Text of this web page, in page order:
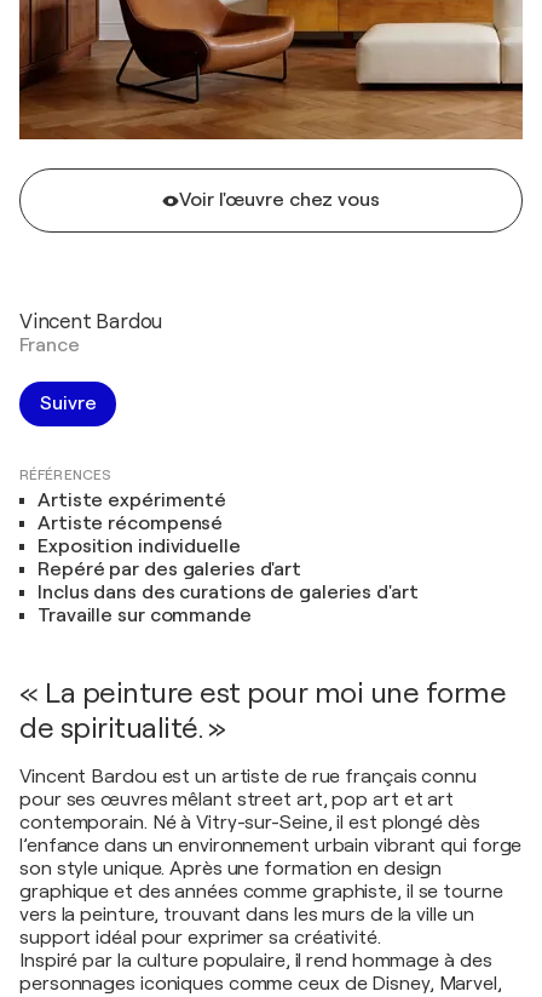
Voir l'œuvre chez vous
Vincent Bardou
France
Suivre
RÉFÉRENCES
Artiste expérimenté
Artiste récompensé
Exposition individuelle
Repéré par des galeries d'art
Inclus dans des curations de galeries d'art
Travaille sur commande
« La peinture est pour moi une forme
de spiritualité. »
Vincent Bardou est un artiste de rue français connu
pour ses œuvres mêlant street art, pop art et art
contemporain. Né à Vitry-sur-Seine, il est plongé dès
l’enfance dans un environnement urbain vibrant qui forge
son style unique. Après une formation en design
graphique et des années comme graphiste, il se tourne
vers la peinture, trouvant dans les murs de la ville un
support idéal pour exprimer sa créativité.
Inspiré par la culture populaire, il rend hommage à des
personnages iconiques comme ceux de Disney, Marvel,